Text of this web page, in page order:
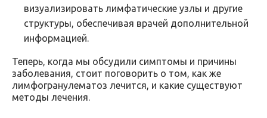
визуализировать лимфатические узлы и другие
структуры, обеспечивая врачей дополнительной
информацией.
Теперь, когда мы обсудили симптомы и причины
заболевания, стоит поговорить о том, как же
лимфогранулематоз лечится, и какие существуют
методы лечения.